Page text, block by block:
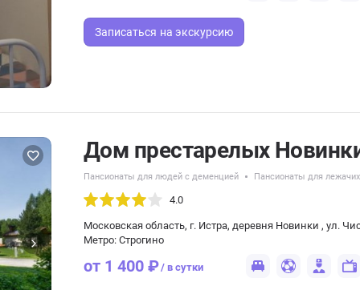
Записаться на экскурсию
Дом престарелых
Пансионаты для людей с деменцией Пансионаты для
4.0
Московская область, г. Истра, деревня Новинки , ул.
Метро: Строгино
от 1 400 ₽/ в сутки